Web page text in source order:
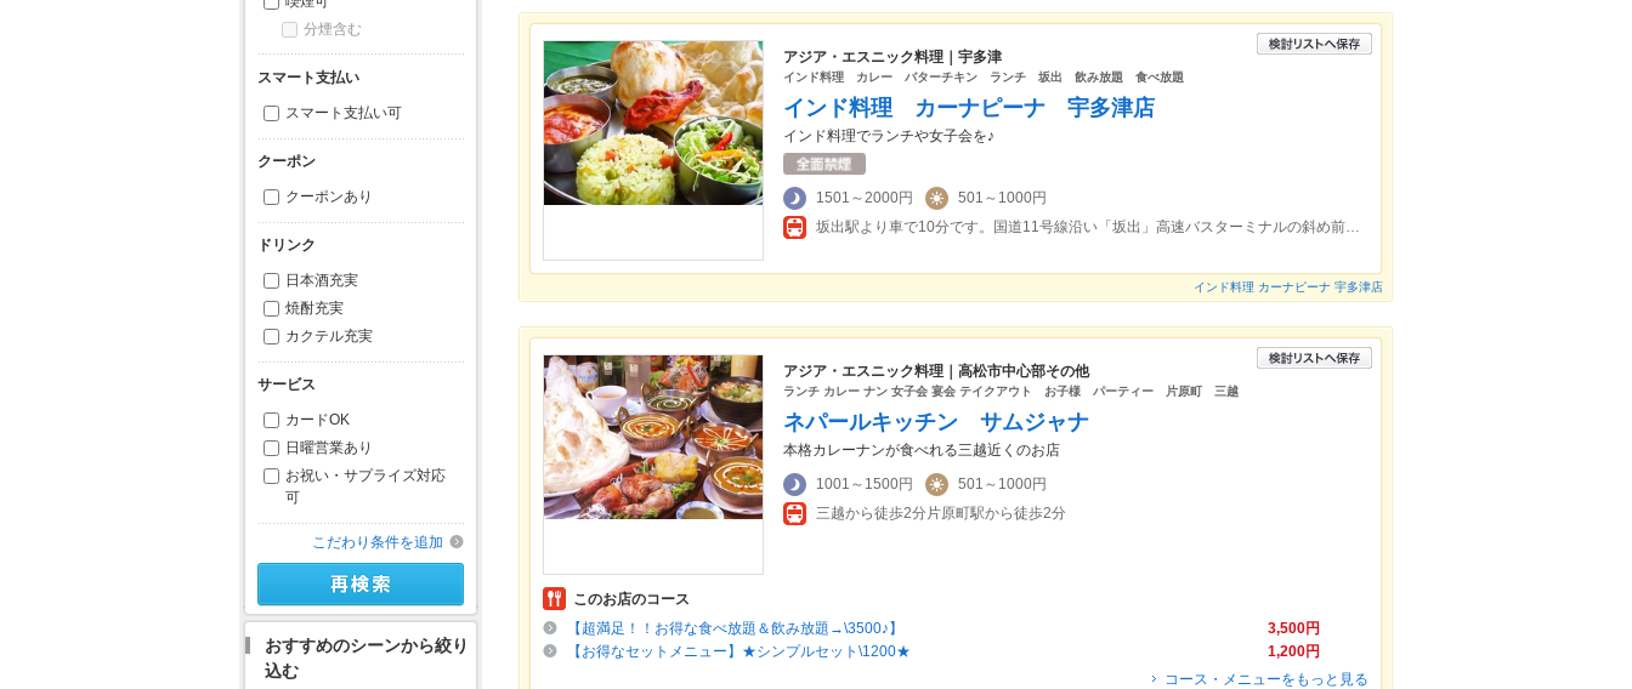
分煙含む
スマート支払い
スマート支払い可
クーポン
クーポンあり
ドリンク
日本酒充実
焼酎充実
カクテル充実
サービス
カードOK
日曜営業あり
お祝い・サプライズ対応
可
こだわり条件を追加
おすすめのシーンから絞り
込む
アジア・エスニック料理｜宇多津
インド料理 カレー バターチキン ランチ 坂出 飲み放題 食べ放題
インド料理 カーナピーナ 宇多津店
インド料理でランチや女子会を♪
1501～2000円
501～1000円
坂出駅より車で10分です。国道11号線沿い「坂出」高速バスターミナルの斜め前にあります。
インド料理 カーナピーナ 宇多津店
アジア・エスニック料理｜高松市中心部その他
ランチ カレー ナン 女子会 宴会 テイクアウト お子様 パーティー 片原町 三越
ネパールキッチン サムジャナ
本格カレーナンが食べれる三越近くのお店
1001～1500円
501～1000円
三越から徒歩2分片原町駅から徒歩2分
このお店のコース
3,500円
【超満足！！お得な食べ放題＆飲み放題→\3500♪】
1,200円
【お得なセットメニュー】★シンプルセット\1200★
コース・メニューをもっと見る